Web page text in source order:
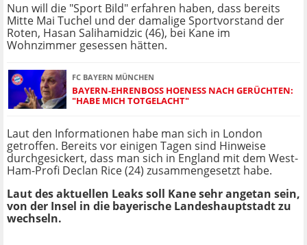
Nun will die "Sport Bild" erfahren haben, dass bereits
Mitte Mai Tuchel und der damalige Sportvorstand der
Roten, Hasan Salihamidzic (46), bei Kane im
Wohnzimmer gesessen hätten.
FC BAYERN MÜNCHEN
BAYERN-EHRENBOSS HOENESS NACH GERÜCHTEN: "
HABE MICH TOTGELACHT"
Laut den Informationen habe man sich in London
getroffen. Bereits vor einigen Tagen sind Hinweise
durchgesickert, dass man sich in England mit dem West-
Ham-Profi Declan Rice (24) zusammengesetzt habe.
Laut des aktuellen Leaks soll Kane sehr angetan sein,
von der Insel in die bayerische Landeshauptstadt zu
wechseln.